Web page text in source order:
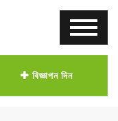
বিজ্ঞাপন দিন